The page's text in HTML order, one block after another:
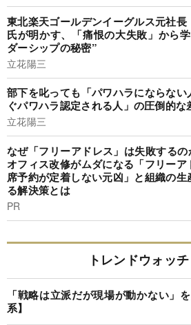
東北楽天ゴールデンイーグルス元社長
氏が明かす、「痛恨の大失敗」から
ダーシップの秘密”
立花陽三
部下を叱っても「パワハラにならない
ぐパワハラ認定される人」の圧倒的な
立花陽三
なぜ「フリーアドレス」は失敗する
オフィス改修がムダになる「フリーア
席予約が定着しない元凶」と組織の生
る解決策とは
PR
トレンドウォッチ
「戦略は立派だが現場が動かない」
系】